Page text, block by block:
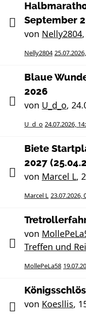
September
von Nelly2804,
Nelly2804
Blaue
2026
von U_d_o,
U_d_o 24.07.2026,
Biete
2027
von Marcel L,
Marcel L 23.07.2026,
von
Treffen und
MollePeLa58
von Koesllis,